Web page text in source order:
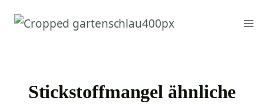
Inhalt
Stickstoffmangel ähnliche